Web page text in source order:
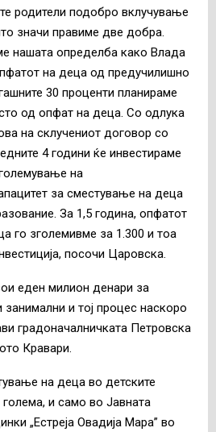
родители подобро вклучување
значи правиме две добра.
нашата определба како Влада
на деца од предучилишно
30 проценти планираме
од опфат на деца. Со одлука
на склучениот договор со
4 години ќе инвестираме
на
за сместување на деца
За 1,5 година, опфатот
го зголемивме за 1.300 и тоа
посочи Царовска.
еден милион денари за
и тој процес наскоро
градоначалничката Петровска
Кравари.
на деца во детските
и само во Јавната
„Естреја Овадија Мара” во